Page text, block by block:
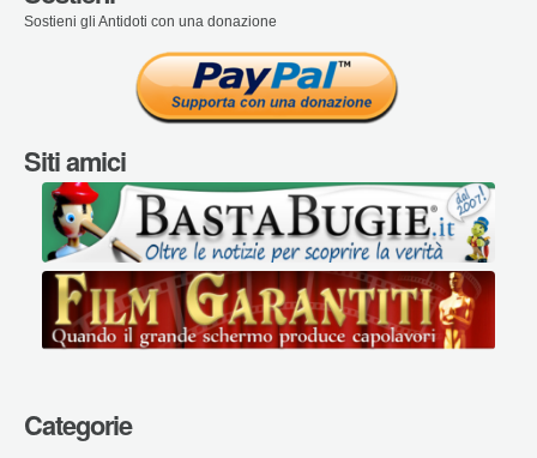
Sostieni gli Antidoti con una donazione
Siti amici
Categorie